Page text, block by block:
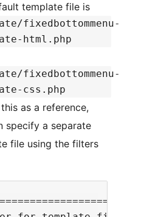
template file is
fixedbottommenu-
html.php
fixedbottommenu-
css.php
as a reference,
specify a separate
file using the filters